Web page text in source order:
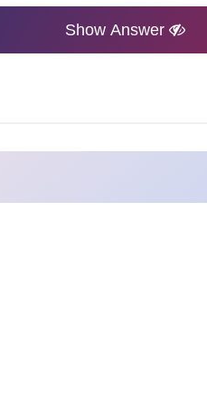
Show Answer